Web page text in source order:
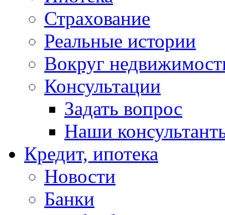
Страхование
Реальные истории
Вокруг
Консультации
Задать вопрос
Наши
Кредит, ипотека
Новости
Банки